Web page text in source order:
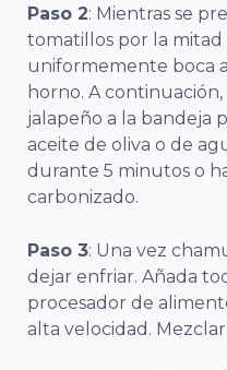
Paso 2: Mientras se
tomatillos por la mitad
uniformemente boca
horno. A continuación,
jalapeño a la bandeja
aceite de oliva o de
durante 5 minutos o
carbonizado.
Paso 3: Una vez
dejar enfriar. Añada
procesador de
alta velocidad.